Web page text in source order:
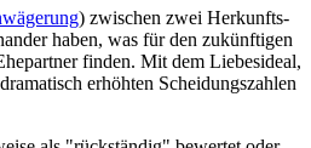
) zwischen zwei Herkunfts­
haben, was für den zukünftigen
finden. Mit dem Liebesideal,
erhöhten Scheidungs­zahlen